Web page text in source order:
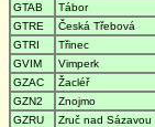
GTAB
Tábor
GTRE
Česká Třebová
GTRI
Třinec
GVIM
Vimperk
GZAC
Žacléř
GZN2
Znojmo
GZRU
Zruč nad Sázavou